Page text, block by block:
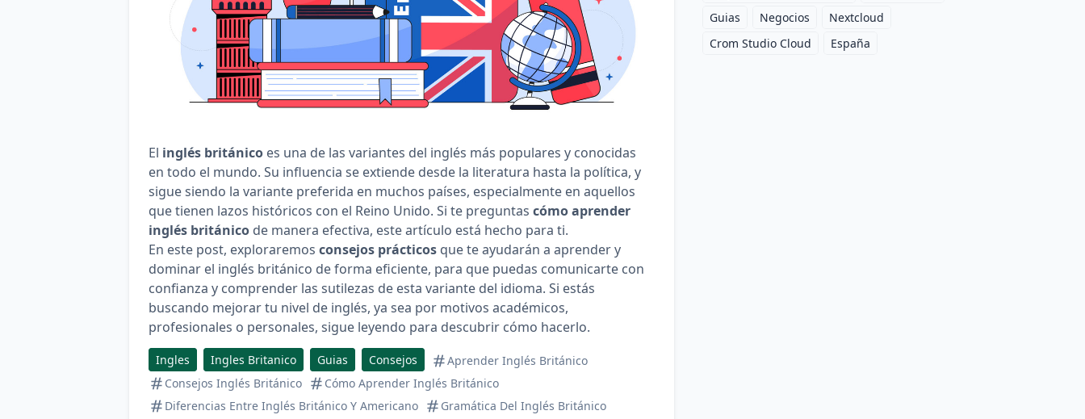
El inglés británico es una de las variantes del inglés más populares y conocidas
en todo el mundo. Su influencia se extiende desde la literatura hasta la política, y
sigue siendo la variante preferida en muchos países, especialmente en aquellos
que tienen lazos históricos con el Reino Unido. Si te preguntas cómo aprender
inglés británico de manera efectiva, este artículo está hecho para ti.
En este post, exploraremos consejos prácticos que te ayudarán a aprender y
dominar el inglés británico de forma eficiente, para que puedas comunicarte con
confianza y comprender las sutilezas de esta variante del idioma. Si estás
buscando mejorar tu nivel de inglés, ya sea por motivos académicos,
profesionales o personales, sigue leyendo para descubrir cómo hacerlo.
Ingles Ingles Britanico Guias Consejos
Aprender Inglés Británico
Consejos Inglés Británico
Cómo Aprender Inglés Británico
Diferencias Entre Inglés Británico Y Americano
Gramática Del Inglés Británico
Guias
Negocios
Nextcloud
Crom Studio Cloud
España